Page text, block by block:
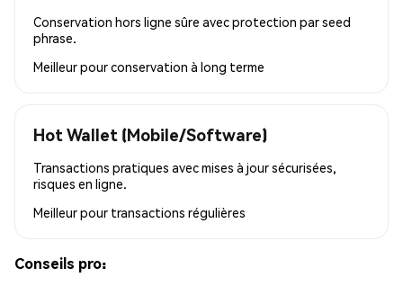
Conservation hors ligne sûre avec protection par seed
phrase.
Meilleur pourconservation à long terme
Hot Wallet (Mobile/Software)
Transactions pratiques avec mises à jour sécurisées,
risques en ligne.
Meilleur pour transactions régulières
Conseils pro: